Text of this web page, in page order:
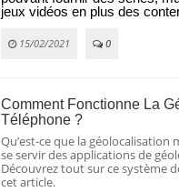
jeux vidéos en plus des
15/02/2021 0
Comment Fonctionne La
Téléphone ?
Qu’est-ce que la géolocalisation
se servir des applications de
Découvrez tout sur ce système
cet article.